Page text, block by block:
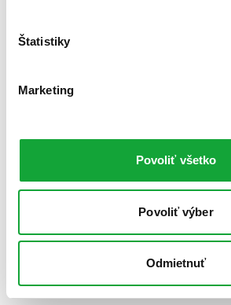
Štatistiky
Marketing
Povoliť všetko
Povoliť výber
Odmietnuť